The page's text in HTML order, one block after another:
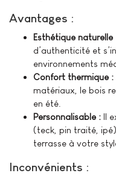
Avantages :
Esthétique naturelle
d’authenticité et
environnements
Confort thermique :
matériaux, le bois
en été.
Personnalisable : Il
(teck, pin traité,
terrasse à votre
Inconvénients :